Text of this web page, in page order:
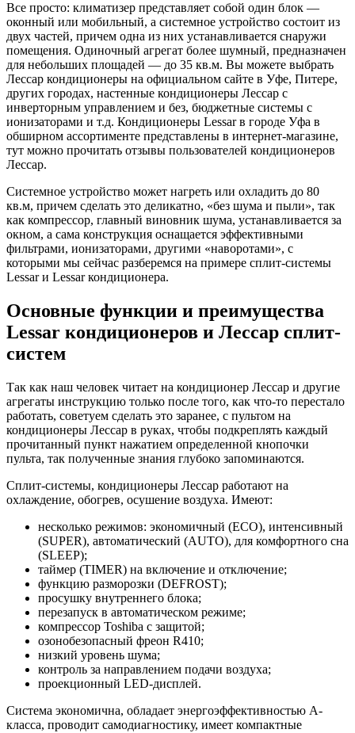
Все просто: климатизер представляет собой один блок —
оконный или мобильный, а системное устройство состоит из
двух частей, причем одна из них устанавливается снаружи
помещения. Одиночный агрегат более шумный, предназначен
для небольших площадей — до 35 кв.м. Вы можете выбрать
Лессар кондиционеры на официальном сайте в Уфе, Питере,
других городах, настенные кондиционеры Лессар с
инверторным управлением и без, бюджетные системы с
ионизаторами и т.д. Кондиционеры Lessar в городе Уфа в
обширном ассортименте представлены в интернет-магазине,
тут можно прочитать отзывы пользователей кондиционеров
Лессар.
Системное устройство может нагреть или охладить до 80
кв.м, причем сделать это деликатно, «без шума и пыли», так
как компрессор, главный виновник шума, устанавливается за
окном, а сама конструкция оснащается эффективными
фильтрами, ионизаторами, другими «наворотами», с
которыми мы сейчас разберемся на примере сплит-системы
Lessar и Lessar кондиционера.
Основные функции и преимущества
Lessar кондиционеров и Лессар сплит-
систем
Так как наш человек читает на кондиционер Лессар и другие
агрегаты инструкцию только после того, как что-то перестало
работать, советуем сделать это заранее, с пультом на
кондиционеры Лессар в руках, чтобы подкреплять каждый
прочитанный пункт нажатием определенной кнопочки
пульта, так полученные знания глубоко запоминаются.
Сплит-системы, кондиционеры Лессар работают на
охлаждение, обогрев, осушение воздуха. Имеют:
несколько режимов: экономичный (ECO), интенсивный
(SUPER), автоматический (AUTO), для комфортного сна
(SLEEP);
таймер (TIMER) на включение и отключение;
функцию разморозки (DEFROST);
просушку внутреннего блока;
перезапуск в автоматическом режиме;
компрессор Toshiba с защитой;
озонобезопасный фреон R410;
низкий уровень шума;
контроль за направлением подачи воздуха;
проекционный LED-дисплей.
Система экономична, обладает энергоэффективностью А-
класса, проводит самодиагностику, имеет компактные